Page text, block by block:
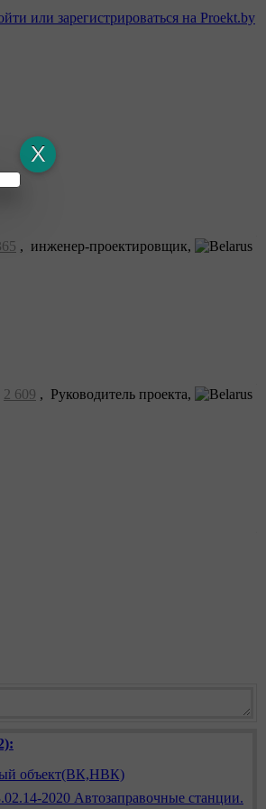
или зарегистрироваться на Proekt.by
, инженер-проектировщик,
2 609 , Руководитель проекта,
объект(ВК,НВК)
2020 Автозаправочные станции.